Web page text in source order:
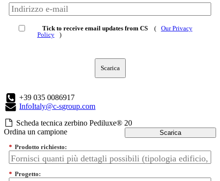
Tick to receive email updates from CS (
Our Privacy
Policy
)
Scarica
+39 035 0086917
InfoItaly@c-sgroup.com
Scheda tecnica zerbino Pediluxe® 20
Scarica
Ordina un campione
* Prodotto richiesto:
* Progetto: